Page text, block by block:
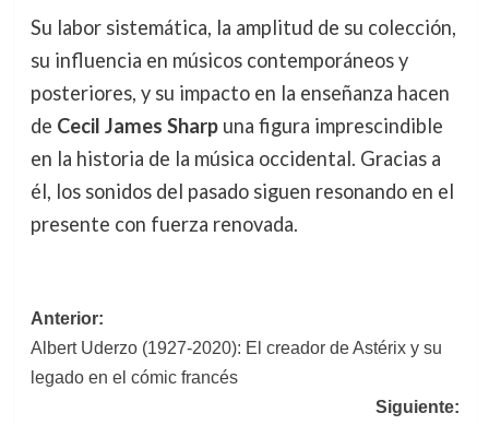
Su labor sistemática, la amplitud de su colección,
su influencia en músicos contemporáneos y
posteriores, y su impacto en la enseñanza hacen
de Cecil James Sharpuna figura imprescindible
en la historia de la música occidental. Gracias a
él, los sonidos del pasado siguen resonando en el
presente con fuerza renovada.
Navegación
de
entradas
Anterior:
Albert Uderzo (1927-2020): El creador de Astérix y su
legado en el cómic francés
Siguiente: